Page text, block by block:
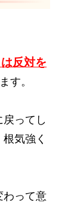
反対を
す。
ってし
気強く
わって意